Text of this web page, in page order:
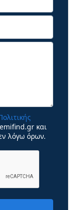
και
λόγω όρων.